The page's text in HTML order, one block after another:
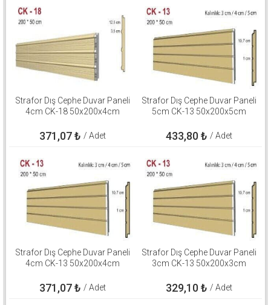
Strafor Dış Cephe Duvar Paneli
4cm CK-18 50x200x4cm
371,07₺ / Adet
Strafor Dış Cephe Duvar Paneli
5cm CK-13 50x200x5cm
433,80₺ / Adet
Strafor Dış Cephe Duvar Paneli
4cm CK-13 50x200x4cm
371,07₺ / Adet
Strafor Dış Cephe Duvar Paneli
3cm CK-13 50x200x3cm
329,10₺ / Adet